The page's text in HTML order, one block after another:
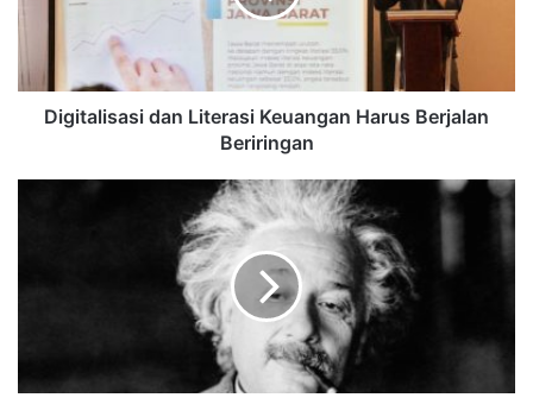
Digitalisasi dan Literasi Keuangan Harus Berjalan
Beriringan